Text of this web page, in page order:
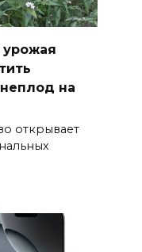
урожая
на
открывает